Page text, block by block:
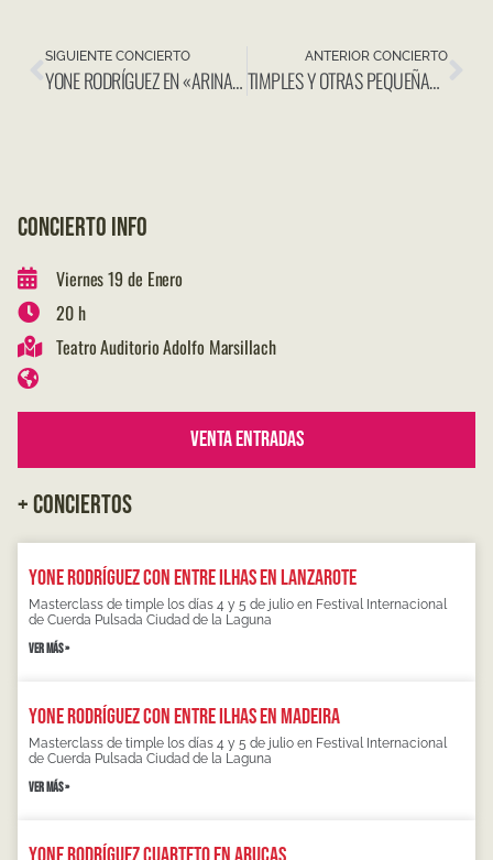
SIGUIENTE CONCIERTO
YONE RODRÍGUEZ EN «ARINAGA EN CINCO CUERDAS»
ANTERIOR CONCIERTO
TIMPLES Y OTRAS PEQUEÑAS GUITARRAS DEL MUNDO EN MÁLAGA
CONCIERTO INFO
Viernes 19 de Enero
20 h
Teatro Auditorio Adolfo Marsillach
Venta Entradas
+ CONCIERTOS
Yone Rodríguez con Entre Ilhas en Lanzarote
Masterclass de timple los días 4 y 5 de julio en Festival Internacional
de Cuerda Pulsada Ciudad de la Laguna
VER MÁS »
Yone Rodríguez con Entre Ilhas en Madeira
Masterclass de timple los días 4 y 5 de julio en Festival Internacional
de Cuerda Pulsada Ciudad de la Laguna
VER MÁS »